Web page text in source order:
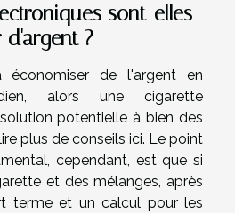
sont-elles
?
économiser de l'argent en
alors une cigarette
potentielle à bien des
plus de conseils ici. Le point
cependant, est que si
et des mélanges, après
terme et un calcul pour les